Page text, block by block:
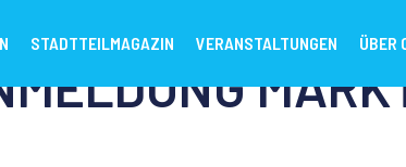
STADTTEILMAGAZIN VERANSTALTUNGEN ÜBER